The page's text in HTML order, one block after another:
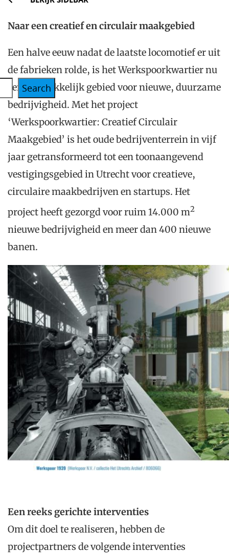
Search
Naar een creatief en circulair maakgebied
Een halve eeuw nadat de laatste locomotief er uit
de fabrieken rolde, is het Werkspoorkwartier nu
een aantrekkelijk gebied voor nieuwe, duurzame
bedrijvigheid. Met het project
‘Werkspoorkwartier: Creatief Circulair
Maakgebied’ is het oude bedrijventerrein in vijf
jaar getransformeerd tot een toonaangevend
vestigingsgebied in Utrecht voor creatieve,
circulaire maakbedrijven en startups. Het
project heeft gezorgd voor ruim 14.000 m2
nieuwe bedrijvigheid en meer dan 400 nieuwe
banen.
Een reeks gerichte interventies
Om dit doel te realiseren, hebben de
projectpartners de volgende interventies